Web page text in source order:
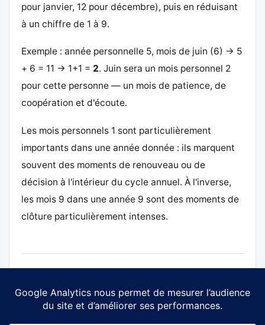
pour janvier, 12 pour décembre), puis en réduisant
à un chiffre de 1 à 9.
Exemple : année personnelle 5, mois de juin (6) → 5
+ 6 = 11 → 1+1 = 2. Juin sera un mois personnel 2
pour cette personne — un mois de patience, de
coopération et d'écoute.
Les mois personnels 1 sont particulièrement
importants dans une année donnée : ils marquent
souvent des moments de renouveau ou de
décision à l'intérieur du cycle annuel. À l'inverse,
les mois 9 dans une année 9 sont des moments de
clôture particulièrement intenses.
L'Année Personnelle Le Jour Personnel